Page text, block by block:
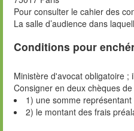
Pour consulter le cahier des
La salle d’audience dans
Conditions pour
Ministère d'avocat obligatoire
Consigner en deux chèques
1) une somme
2) le montant des frais